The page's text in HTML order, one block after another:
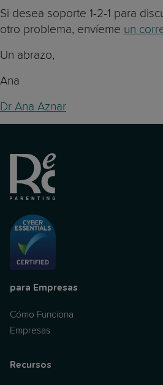
Si desea soporte 1-2-1 para
otro problema, envíeme un
Un abrazo,
Ana
Dr Ana Aznar
para Empresas
Cómo Funciona
Empresas
Recursos